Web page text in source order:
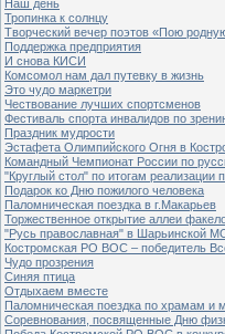
Наш день
Тропинка к солнцу
Творческий вечер поэтов «Пою
Поддержка предприятия
И снова КИСИ
Комсомол нам дал путевку в жизнь
Это чудо маркетри
Чествование лучших спортсменов
Фестиваль спорта инвалидов по
Праздник мудрости
Эстафета Олимпийского Огня в
Командный Чемпионат России по
"Круглый стол" по итогам реализации
Подарок ко Дню пожилого человека
Паломническая поездка в г.Макарьев
Торжественное открытие аллеи
"Русь православная" в Шарьинской
Костромская РО ВОС – победитель
Чудо прозрения
Синяя птица
Отдыхаем вместе
Паломническая поездка по храмам и
Соревнования, посвященные Дню